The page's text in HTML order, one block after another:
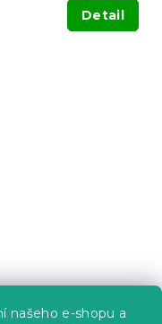
našeho e-shopu a
Detail